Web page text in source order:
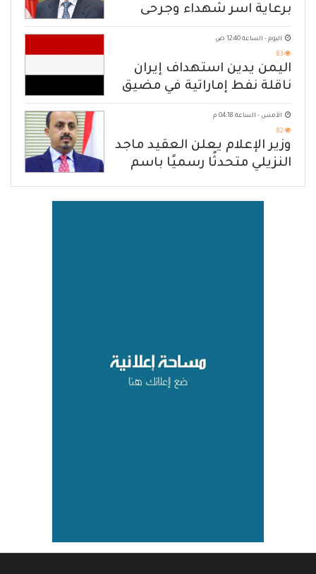
برعاية اسر شهداء وجرحى
الهجوم الإرهابي الحوثي والرد
الحازم على مصدر التهديد
اليوم - الساعة 12:40 ص
83
اليمن يدين استهداف إيران
ناقلة نفط إماراتية في مضيق
هرمز
الأمس - الساعة 04:18 م
82
وزير الإعلام يعلن العقيد ماجد
النزيلي متحدثًا رسميًا باسم